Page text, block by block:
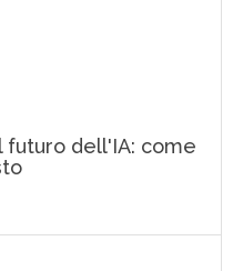
futuro dell'IA: come